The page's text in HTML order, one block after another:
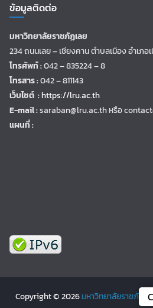
ข้อมูลติดต่อ
มหาวิทยาลัยราชภัฏเลย
234 ถนนเลย – เชียงคาน ตำบลเมือง อำเภ
โทรศัพท์ :042 – 835224 – 8
โทรสาร :042 – 811143
เว็บไซต์ :https://lru.ac.th
E-mail :saraban@lru.ac.thหรือ
แผนที่ :
Copyright © 2026มหาวิทยาลัยราชภัฏเล